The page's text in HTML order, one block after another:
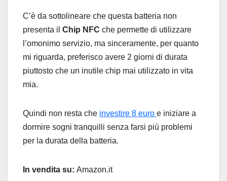
C’è da sottolineare che questa batteria non
presenta il Chip NFC che permette di utilizzare
l’omonimo servizio, ma sinceramente, per quanto
mi riguarda, preferisco avere 2 giorni di durata
piuttosto che un inutile chip mai utilizzato in vita
mia.
Quindi non resta che investire 8 euro e iniziare a
dormire sogni tranquilli senza farsi più problemi
per la durata della batteria.
In vendita su: Amazon.it